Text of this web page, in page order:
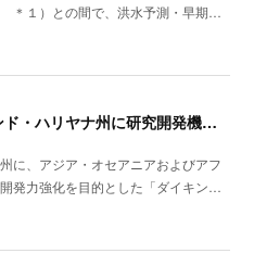
１）との間で、洪水予測・早期…
【アジア】ダイキン工業 インド・ハリヤナ州に研究開発機能を担う子会社を設立
に、アジア・オセアニアおよびアフ
発力強化を目的とした「ダイキン…